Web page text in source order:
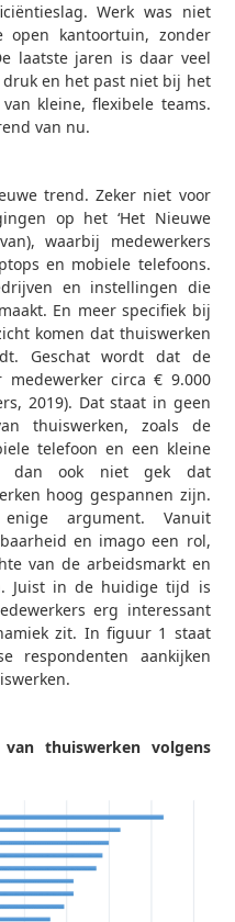
Werk was niet
open kantoortuin, zonder
laatste jaren is daar veel
en het past niet bij het
kleine, flexibele teams.
van nu.
trend. Zeker niet voor
op het ‘Het Nieuwe
waarbij medewerkers
en mobiele telefoons.
en instellingen die
En meer specifiek bij
komen dat thuiswerken
Geschat wordt dat de
medewerker circa € 9.000
2019). Dat staat in geen
thuiswerken, zoals de
telefoon en een kleine
dan ook niet gek dat
hoog gespannen zijn.
argument. Vanuit
en imago een rol,
van de arbeidsmarkt en
Juist in de huidige tijd is
erg interessant
zit. In figuur 1 staat
respondenten aankijken
thuiswerken volgens